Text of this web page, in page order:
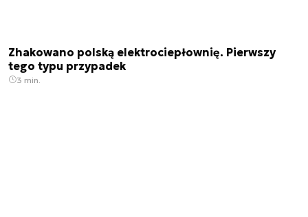
Zhakowano polską elektrociepłownię. Pierwszy
tego typu przypadek
3 min.